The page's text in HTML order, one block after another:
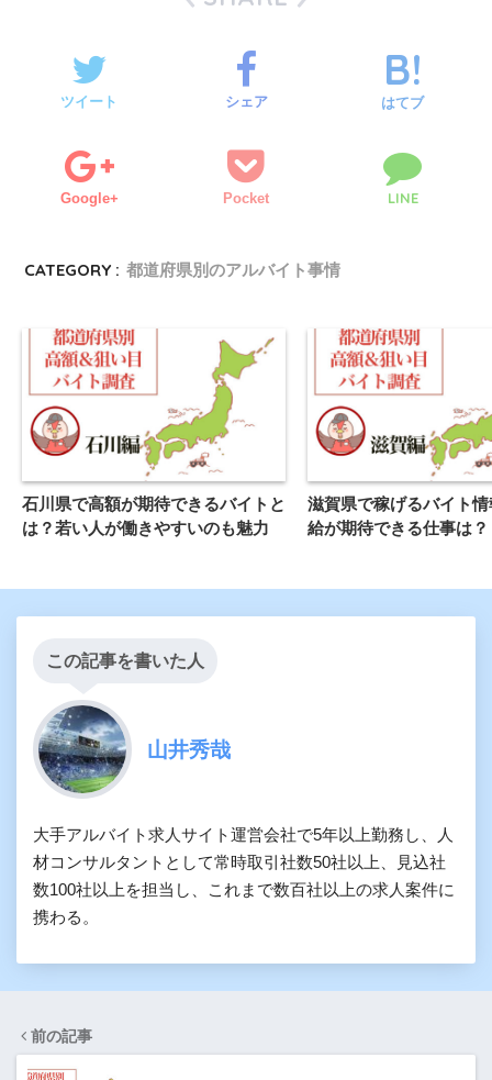
ツイート シェア はてブ
Google+ Pocket LINE
CATEGORY : 都道府県別のアルバイト事情
石川県で高額が期待できるバイトと
は？若い人が働きやすいのも魅力
滋賀県で稼げるバイト
給が期待できる仕事は？
この記事を書いた人
山井秀哉
大手アルバイト求人サイト運営会社で5年以上勤務し、人
材コンサルタントとして常時取引社数50社以上、見込社
数100社以上を担当し、これまで数百社以上の求人案件に
携わる。
前の記事